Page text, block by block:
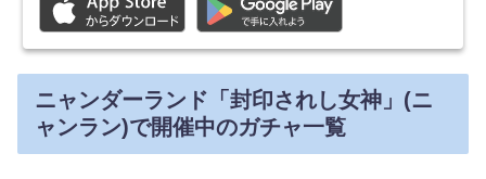
ニャンダーランド「封印されし女神」(ニ
ャンラン)で開催中のガチャ一覧